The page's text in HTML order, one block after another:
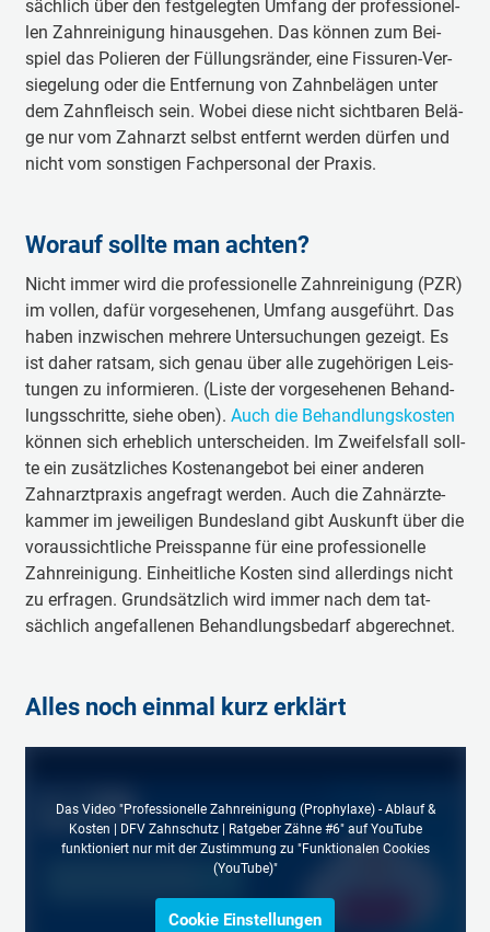
säch­lich über den fest­ge­leg­ten Um­fang der pro­fes­sio­nel­
len Zahn­rei­ni­gung hin­aus­ge­hen. Das kön­nen zum Bei­
spiel das Po­lie­ren der Fül­lungs­rän­der, ei­ne Fis­su­ren-Ver­
sie­ge­lung oder die Ent­fer­nung von Zahn­be­lä­gen un­ter
dem Zahn­fleisch sein. Wo­bei die­se nicht sicht­ba­ren Be­lä­
ge nur vom Zahn­arzt selbst ent­fernt wer­den dür­fen und
nicht vom sons­ti­gen Fach­per­so­nal der Pra­xis.
Worauf sollte man achten?
Nicht im­mer wird die pro­fes­sio­nel­le Zahn­rei­ni­gung (PZR)
im vol­len, da­für vor­ge­se­he­nen, Um­fang aus­ge­führt. Das
ha­ben in­zwi­schen meh­re­re Un­ter­su­chun­gen ge­zeigt. Es
ist da­her rat­sam, sich ge­nau über al­le zu­ge­hö­ri­gen Leis­
tun­gen zu in­for­mie­ren. (Lis­te der vor­ge­se­he­nen Be­hand­
lungs­schrit­te, sie­he oben). Auch die Be­hand­lungs­kos­ten
kön­nen sich er­heb­lich un­ter­schei­den. Im Zwei­fels­fall soll­
te ein zu­sätz­li­ches Kos­ten­an­ge­bot bei ei­ner an­de­ren
Zahn­arzt­pra­xis an­ge­fragt wer­den. Auch die Zahn­ärz­te­
kam­mer im je­wei­li­gen Bun­des­land gibt Aus­kunft über die
vor­aus­sicht­li­che Preis­span­ne für ei­ne pro­fes­sio­nel­le
Zahn­rei­ni­gung. Ein­heit­li­che Kos­ten sind al­ler­dings nicht
zu er­fra­gen. Grund­sätz­lich wird im­mer nach dem tat­
säch­lich an­ge­fal­le­nen Be­hand­lungs­be­darf ab­ge­rech­net.
Alles noch einmal kurz erklärt
Das Video "Professionelle Zahnreinigung (Prophylaxe) - Ablauf &
Kosten | DFV Zahnschutz | Ratgeber Zähne #6" auf YouTube
funktioniert nur mit der Zustimmung zu "Funktionalen Cookies
(YouTube)"
Cookie Einstellungen